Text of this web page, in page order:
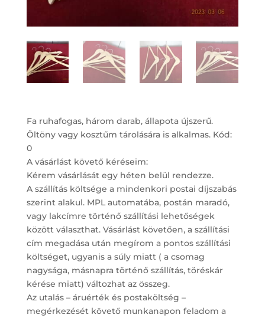
Fa ruhafogas, három darab, állapota újszerű.
Öltöny vagy kosztűm tárolására is alkalmas. Kód:
0
A vásárlást követő kéréseim:
Kérem vásárlását egy héten belül rendezze.
A szállítás költsége a mindenkori postai díjszabás
szerint alakul. MPL automatába, postán maradó,
vagy lakcímre történő szállítási lehetőségek
között választhat. Vásárlást követően, a szállítási
cím megadása után megírom a pontos szállítási
költséget, ugyanis a súly miatt ( a csomag
nagysága, másnapra történő szállítás, töréskár
kérése miatt) változhat az összeg.
Az utalás – áruérték és postaköltség –
megérkezését követő munkanapon feladom a